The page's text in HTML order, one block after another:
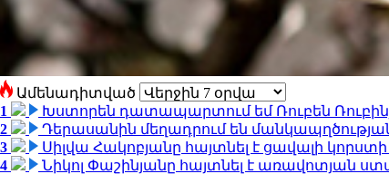
Ամենադիտված
1
Խստորեն դատապարտում եմ Ռուբեն
2
Դերասանին մեղադրում են մանկապղծության
3
Սիլվա Հակոբյանը հայտնել է ցավալի
4
Նիկոլ Փաշինյանը հայտնել է առավոտյան